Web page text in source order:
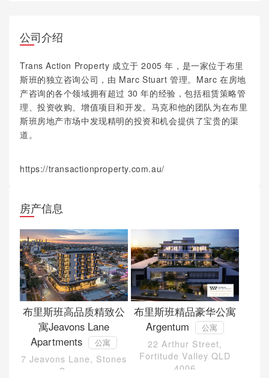
公司介绍
Trans Action Property 成立于 2005 年，是一家位于布里
斯班的独立咨询公司，由 Marc Stuart 管理。Marc 在房地
产咨询的各个领域拥有超过 30 年的经验，包括租赁策略管
理、投资收购、增值项目和开发。马克和他的团队为在布里
斯班房地产市场中发现精明的投资和机会提供了宝贵的渠
道。
https://transactionproperty.com.au/
房产信息
布里斯班高品质精致公
寓Jeavons Lane
Apartments
公寓
7 Jeavons Lane, Stones
Corner
布里斯班精品豪华公寓
Argentum
公寓
22 Arthur Street,
Fortitude Valley QLD
4006